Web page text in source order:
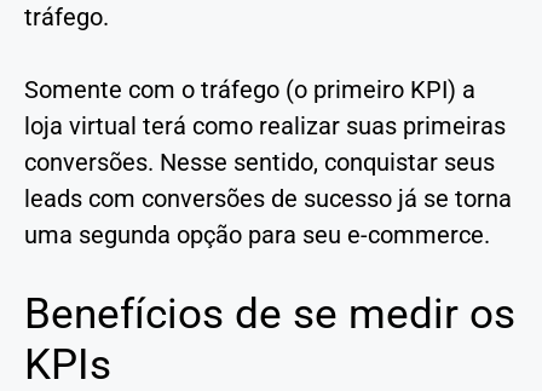
tráfego.
Somente com o tráfego (o primeiro KPI) a
loja virtual terá como realizar suas primeiras
conversões. Nesse sentido, conquistar seus
leads com conversões de sucesso já se torna
uma segunda opção para seu e-commerce.
Benefícios de se medir os
KPIs